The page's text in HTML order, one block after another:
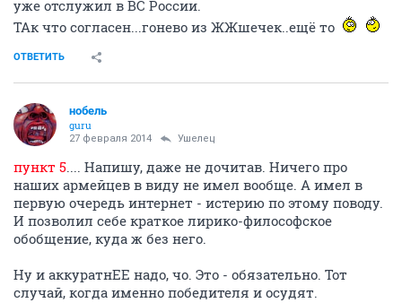
уже отслужил в ВС России.
ТАк что согласен...гонево из ЖЖшечек..ещё то
ОТВЕТИТЬ
нобель
guru
27 февраля 2014 Ушелец
пункт 5.... Напишу, даже не дочитав. Ничего про
наших армейцев в виду не имел вообще. А имел в
первую очередь интернет - истерию по этому поводу.
И позволил себе краткое лирико-философское
обобщение, куда ж без него.
Ну и аккуратнЕЕ надо, чо. Это - обязательно. Тот
случай, когда именно победителя и осудят.